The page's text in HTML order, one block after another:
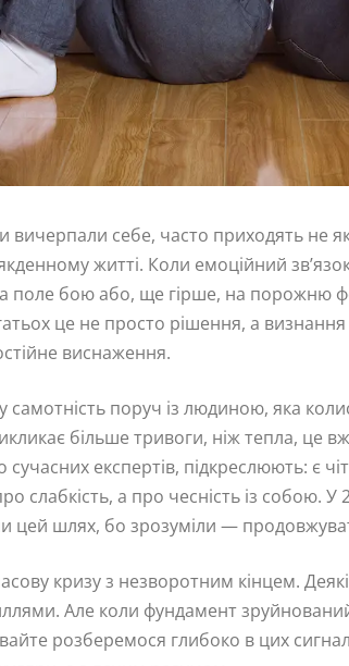
вичерпали себе, часто приходять не
житті. Коли емоційний
поле бою або, ще гірше, на порожню
це не просто рішення, а
виснаження.
самотність поруч із людиною, яка
більше тривоги, ніж тепла, це
сучасних експертів, підкреслюють: є
слабкість, а про чесність із собою. У
цей шлях, бо зрозуміли —
кризу з незворотним кінцем.
Але коли фундамент
розберемося глибоко в цих